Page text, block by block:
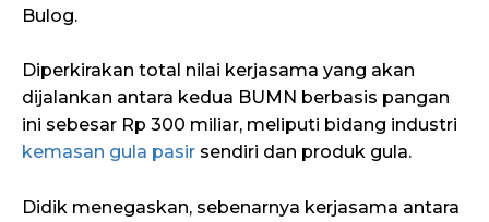
Bulog.
Diperkirakan total nilai kerjasama yang akan
dijalankan antara kedua BUMN berbasis pangan
ini sebesar Rp 300 miliar, meliputi bidang industri
kemasan gula pasir sendiri dan produk gula.
Didik menegaskan, sebenarnya kerjasama antara